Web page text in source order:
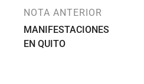
NOTA ANTERIOR
MANIFESTACIONES
EN QUITO